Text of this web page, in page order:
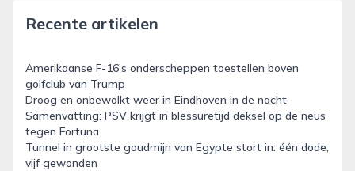
Recente artikelen
Amerikaanse F-16’s onderscheppen toestellen boven
golfclub van Trump
Droog en onbewolkt weer in Eindhoven in de nacht
Samenvatting: PSV krijgt in blessuretijd deksel op de neus
tegen Fortuna
Tunnel in grootste goudmijn van Egypte stort in: één dode,
vijf gewonden